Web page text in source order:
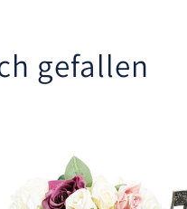
gefallen